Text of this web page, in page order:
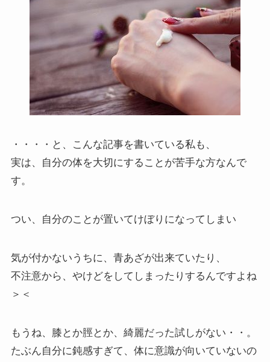
・・・・と、こんな記事を書いている私も、
実は、自分の体を大切にすることが苦手な方なんで
す。
つい、自分のことが置いてけぼりになってしまい
気が付かないうちに、青あざが出来ていたり、
不注意から、やけどをしてしまったりするんですよね
＞＜
もうね、膝とか脛とか、綺麗だった試しがない・・。
たぶん自分に鈍感すぎて、体に意識が向いていないの